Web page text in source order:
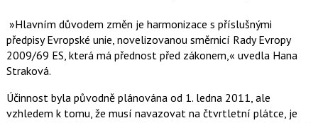
e
b
»Hlavním důvodem změn je harmonizace s příslušnými
předpisy Evropské unie, novelizovanou směrnicí Rady Evropy
2009/69 ES, která má přednost před zákonem,« uvedla Hana
Straková.
Účinnost byla původně plánována od 1. ledna 2011, ale
vzhledem k tomu, že musí navazovat na čtvrtletní plátce, je